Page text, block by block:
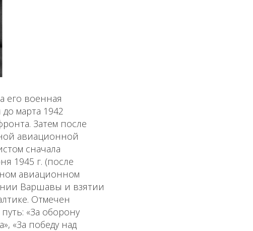
его военная
марта 1942
Затем после
авиационной
сначала
1945 г. (после
авиационном
Варшавы и взятии
Отмечен
«За оборону
«За победу над